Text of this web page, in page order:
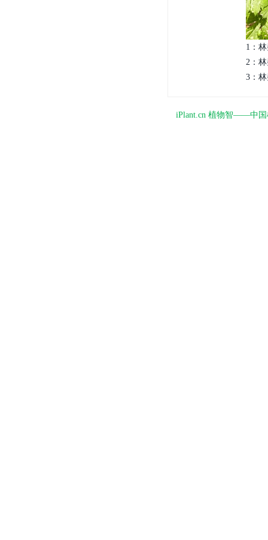
1：
2：林
3：林
iPlant.cn 植物智——中国